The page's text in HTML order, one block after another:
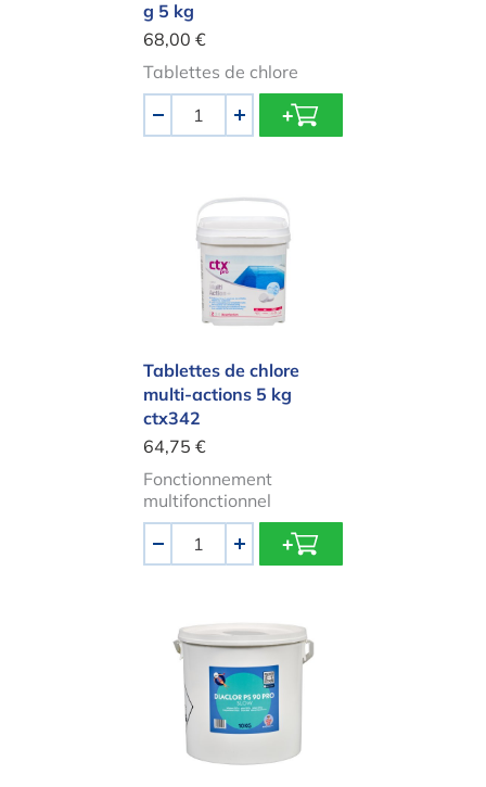
g 5 kg
68,00 €
Tablettes de chlore
Quantité
+
Tablettes de chlore multi-actions 5
Tablettes de chlore
multi-actions 5 kg
ctx342
64,75 €
Fonctionnement
multifonctionnel
Quantité
+
Pastilles de chlore 10 kg TCA/